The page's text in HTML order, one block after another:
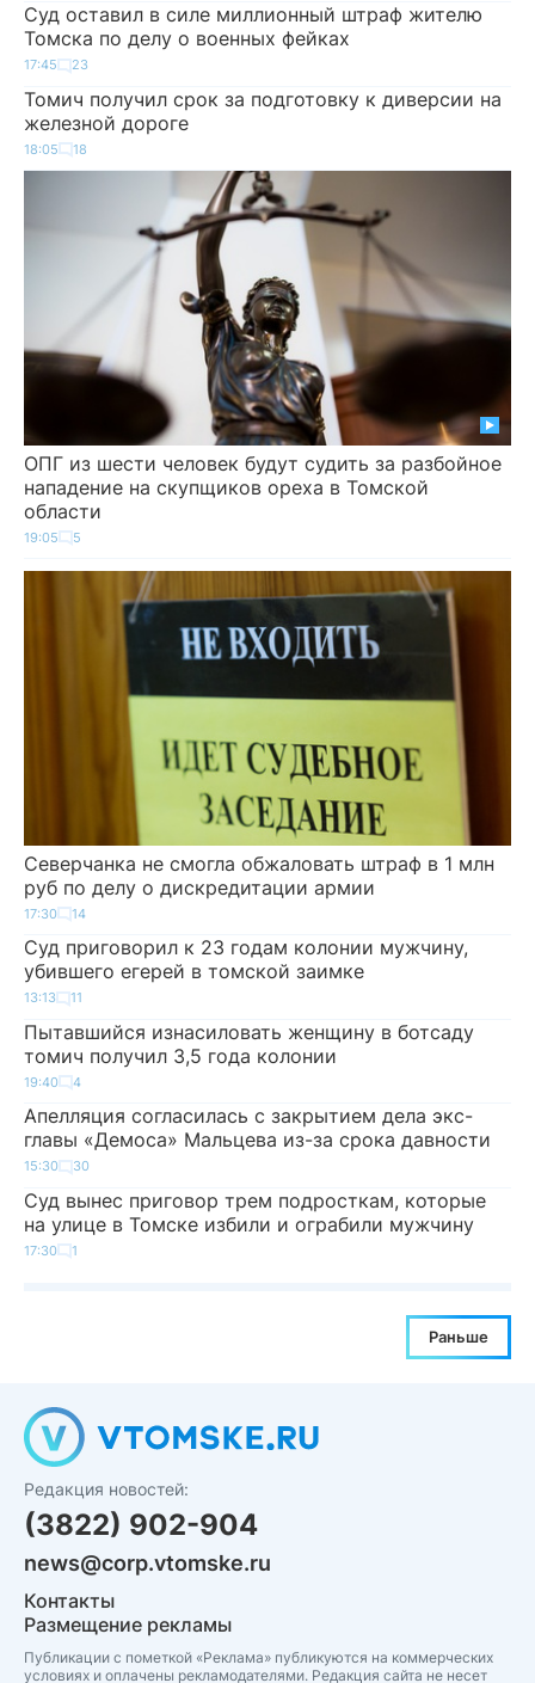
Суд оставил в силе миллионный штраф жителю
Томска по делу о военных фейках
17:45 23
Томич получил срок за подготовку к диверсии на
железной дороге
18:05 18
ОПГ из шести человек будут судить за разбойное
нападение на скупщиков ореха в Томской
области
19:05 5
Северчанка не смогла обжаловать штраф в 1 млн
руб по делу о дискредитации армии
17:30 14
Суд приговорил к 23 годам колонии мужчину,
убившего егерей в томской заимке
13:13 11
Пытавшийся изнасиловать женщину в ботсаду
томич получил 3,5 года колонии
19:40 4
Апелляция согласилась с закрытием дела экс-
главы «Демоса» Мальцева из-за срока давности
15:30 30
Суд вынес приговор трем подросткам, которые
на улице в Томске избили и ограбили мужчину
17:30 1
Раньше
Редакция новостей:
(3822) 902-904
news@corp.vtomske.ru
Контакты
Размещение рекламы
Публикации с пометкой «Реклама» публикуются на коммерческих
условиях и оплачены рекламодателями. Редакция сайта не несет